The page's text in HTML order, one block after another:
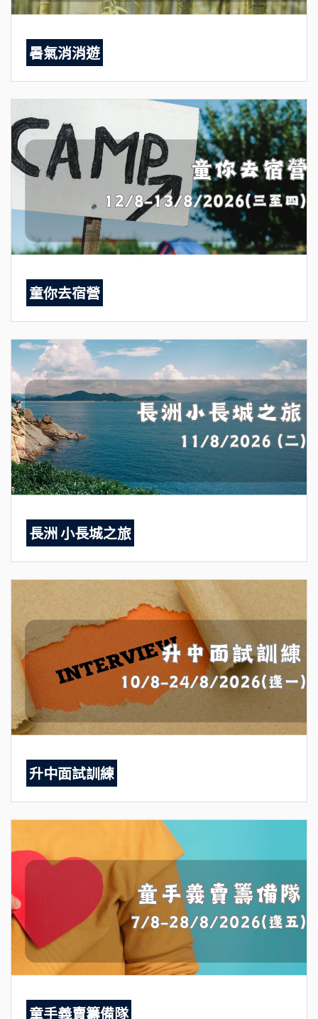
暑氣消消遊
童你去宿營
長洲 小長城之旅
升中面試訓練
童手義賣籌備隊